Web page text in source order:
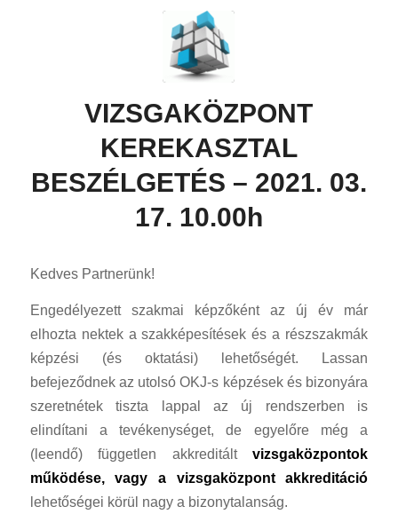
VIZSGAKÖZPONT
KEREKASZTAL
BESZÉLGETÉS – 2021. 03.
17. 10.00h
Kedves Partnerünk!
Engedélyezett szakmai képzőként az új év már
elhozta nektek a szakképesítések és a részszakmák
képzési (és oktatási) lehetőségét. Lassan
befejeződnek az utolsó OKJ-s képzések és bizonyára
szeretnétek tiszta lappal az új rendszerben is
elindítani a tevékenységet, de egyelőre még a
(leendő) független akkreditáltvizsgaközpontok
működése, vagy a vizsgaközpont akkreditáció
lehetőségei körül nagy a bizonytalanság.